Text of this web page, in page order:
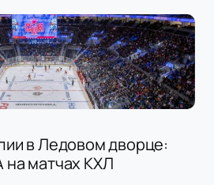
в Ледовом дворце:
матчах КХЛ